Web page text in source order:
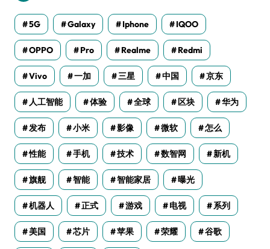
5G Galaxy Iphone IQOO
OPPO Pro Realme Redmi
Vivo 一加 三星 中国 京东
人工智能 体验 全球 区块 华为
发布 小米 影像 微软 怎么
性能 手机 技术 数智网 新机
旗舰 智能 智能家居 曝光
机器人 正式 游戏 电视 系列
美国 芯片 苹果 荣耀 谷歌